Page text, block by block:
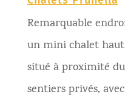
Remarquable
un mini chalet
situé à proximité
sentiers privés,